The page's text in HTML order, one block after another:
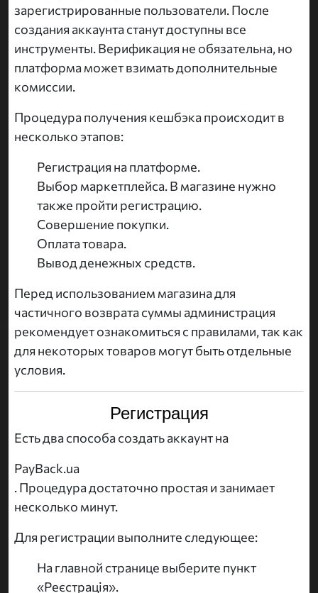
зарегистрированные пользователи. После
создания аккаунта станут доступны все
инструменты. Верификация не обязательна, но
платформа может взимать дополнительные
комиссии.
Процедура получения кешбэка происходит в
несколько этапов:
Регистрация на платформе.
Выбор маркетплейса. В магазине нужно
также пройти регистрацию.
Совершение покупки.
Оплата товара.
Вывод денежных средств.
Перед использованием магазина для
частичного возврата суммы администрация
рекомендует ознакомиться с правилами, так как
для некоторых товаров могут быть отдельные
условия.
Регистрация
Есть два способа создать аккаунт на
PayBack.ua
. Процедура достаточно простая и занимает
несколько минут.
Для регистрации выполните следующее:
На главной странице выберите пункт
«Реєстрація».